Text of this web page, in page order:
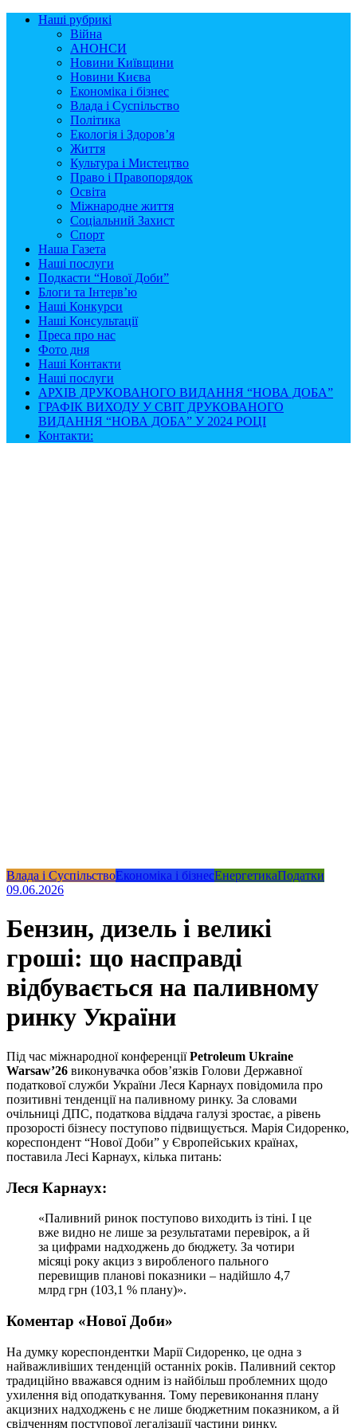
Наші рубрикі
Війна
АНОНСИ
Новини Київщини
Новини Києва
Економіка і бізнес
Влада і Суспільство
Політика
Екологія і Здоров’я
Життя
Культура і Мистецтво
Право і Правопорядок
Освіта
Міжнародне життя
Соціальний Захист
Спорт
Наша Газета
Наші послуги
Подкасти “Нової Доби”
Блоги та Інтерв’ю
Наші Конкурси
Наші Консультації
Преса про нас
Фото дня
Наші Контакти
Наші послуги
АРХІВ ДРУКОВАНОГО ВИДАННЯ “НОВА ДОБА”
ГРАФІК ВИХОДУ У СВІТ ДРУКОВАНОГО
ВИДАННЯ “НОВА ДОБА” У 2024 РОЦІ
Контакти:
Влада і СуспільствоЕкономіка і бізнесЕнергетикаПодатки
09.06.2026
Бензин, дизель і великі
гроші: що насправді
відбувається на паливному
ринку України
Під час міжнародної конференціїPetroleum Ukraine
Warsaw’26 виконувачка обов’язків Голови Державної
податкової служби України Леся Карнаух повідомила про
позитивні тенденції на паливному ринку. За словами
очільниці ДПС, податкова віддача галузі зростає, а рівень
прозорості бізнесу поступово підвищується. Марія Сидоренко,
кореспондент “Нової Доби” у Європейських країнах,
поставила Лесі Карнаух, кілька питань:
Леся Карнаух:
«Паливний ринок поступово виходить із тіні. І це
вже видно не лише за результатами перевірок, а й
за цифрами надходжень до бюджету. За чотири
місяці року акциз з виробленого пального
перевищив планові показники – надійшло 4,7
млрд грн (103,1 % плану)».
Коментар «Нової Доби»
На думку кореспондентки Марії Сидоренко, це одна з
найважливіших тенденцій останніх років. Паливний сектор
традиційно вважався одним із найбільш проблемних щодо
ухилення від оподаткування. Тому перевиконання плану
акцизних надходжень є не лише бюджетним показником, а й
свідченням поступової легалізації частини ринку.